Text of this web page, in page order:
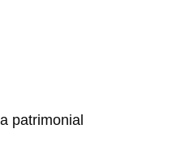
patrimonial